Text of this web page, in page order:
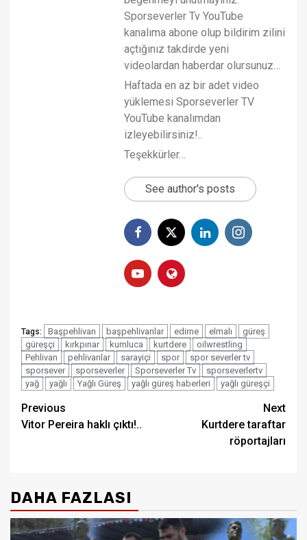
Sporseverler Tv YouTube
kanalıma abone olup bildirim zilini
açtığınız takdirde yeni
videolardan haberdar olursunuz…
Haftada en az bir adet video
yüklemesi Sporseverler TV
YouTube kanalımdan
izleyebilirsiniz!..
Teşekkürler…
See author's posts
Tags: Başpehlivan başpehlivanlar edirne elmalı
güreş
güreşçi
kırkpınar kumluca kurtdere
oilwrestling
Pehlivan
pehlivanlar sarayiçi spor
spor severler tv
sporsever
sporseverler Sporseverler Tv
sporseverlertv
yağ
yağlı Yağlı Güreş yağlı güreş haberleri yağlı güreşçi
Post
navigation
Previous
Vitor Pereira haklı çıktı!..
Next
Kurtdere taraftar
röportajları
DAHA FAZLASI